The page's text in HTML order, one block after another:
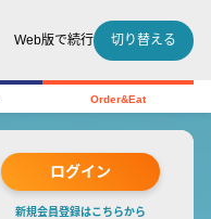
Web版で続行 切り替える
Order&Eat
ログイン
新規会員登録はこちらから